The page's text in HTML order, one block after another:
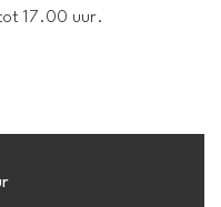
17.00 uur.